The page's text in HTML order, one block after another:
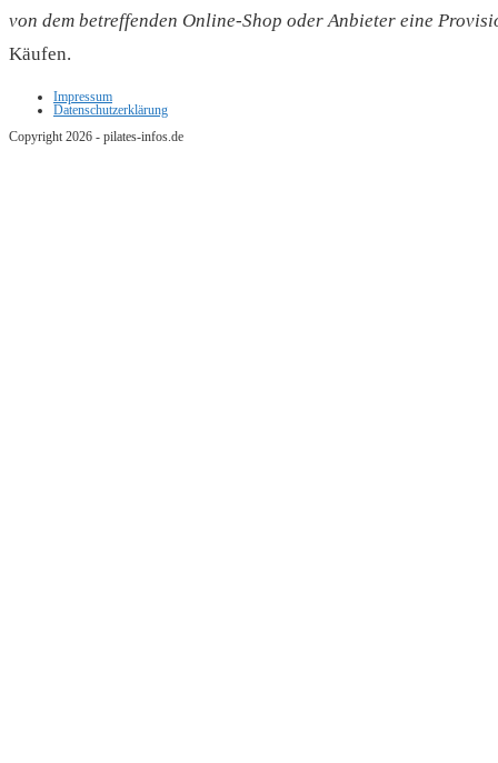
von dem betreffenden Online-Shop oder Anbieter eine
Käufen.
Impressum
Datenschutzerklärung
Copyright 2026 - pilates-infos.de